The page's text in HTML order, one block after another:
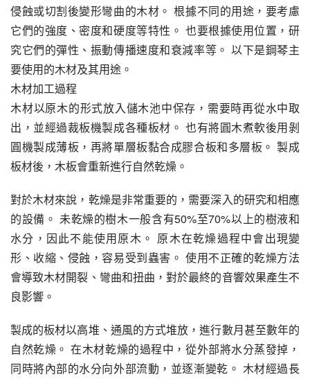
侵蝕或切割後變形彎曲的木材。 根據不同的用途，要考慮
它們的強度、密度和硬度等特性。 也要根據使用位置，研
究它們的彈性、振動傳播速度和衰減率等。 以下是鋼琴主
要使用的木材及其用途。
木材加工過程
木材以原木的形式放入儲木池中保存，需要時再從水中取
出，並經過裁板機製成各種板材。 也有將圓木煮軟後用剝
圓機製成薄板，再將單層板黏合成膠合板和多層板。 製成
板材後，木板會重新進行自然乾燥。
對於木材來說，乾燥是非常重要的，需要深入的研究和相應
的設備。 未乾燥的樹木一般含有50%至70%以上的樹液和
水分，因此不能使用原木。 原木在乾燥過程中會出現變
形、收縮、侵蝕，容易受到蟲害。 使用不正確的乾燥方法
會導致木材開裂、彎曲和扭曲，對於最終的音響效果產生不
良影響。
製成的板材以高堆、通風的方式堆放，進行數月甚至數年的
自然乾燥。 在木材乾燥的過程中，從外部將水分蒸發掉，
同時將內部的水分向外部流動，並逐漸變乾。 木材經過長